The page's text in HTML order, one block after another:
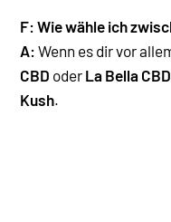
F: Wie wähle ich
A: Wenn es dir vor
CBD oder La Bella
Kush.